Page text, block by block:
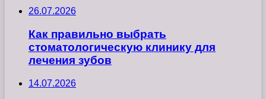
26.07.2026
Как правильно выбрать
стоматологическую клинику для
лечения зубов
14.07.2026